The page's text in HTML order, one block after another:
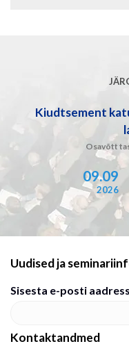
Kiudtsement
Osavõtt
09.09
2026
Uudised ja
Sisesta e-posti
Kontaktandmed